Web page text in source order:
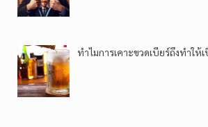
ทำไมการเคาะขวดเบียร์ถึงทำให้